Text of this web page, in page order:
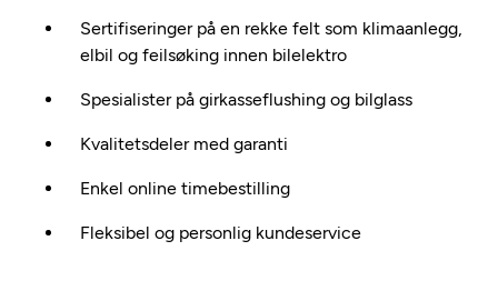
Sertifiseringer på en rekke felt som klimaanlegg,
elbil og feilsøking innen bilelektro
Spesialister på girkasseflushing og bilglass
Kvalitetsdeler med garanti
Enkel online timebestilling
Fleksibel og personlig kundeservice